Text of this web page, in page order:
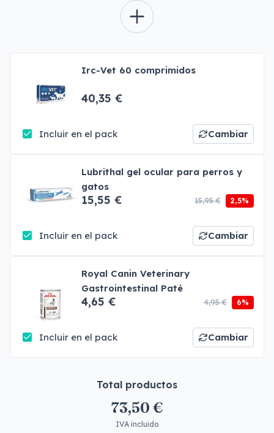
Irc-Vet 60 comprimidos
40,35 €
Incluir en el pack Cambiar
Lubrithal gel ocular para perros y
gatos
15,55 € 15,95 € 2,5%
Incluir en el pack Cambiar
Royal Canin Veterinary
Gastrointestinal Paté
4,65 € 4,95 € 6%
Incluir en el pack Cambiar
Total productos
73,50 €
IVA incluido